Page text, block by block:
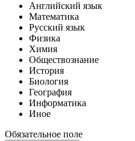
Английский язык
Математика
Русский язык
Физика
Химия
Обществознание
История
Биология
География
Информатика
Иное
Обязательное поле